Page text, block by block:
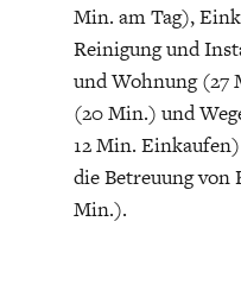
Min. am Tag),
Reinigung und
und Wohnung (27
(20 Min.) und
12 Min.
die Betreuung von
Min.).